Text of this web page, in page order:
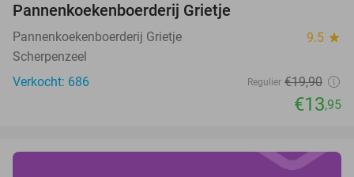
Pannenkoekenboerderij Grietje
Pannenkoekenboerderij Grietje 9.5 star
Scherpenzeel
Verkocht: 686
Regulier €19,90
€13,95